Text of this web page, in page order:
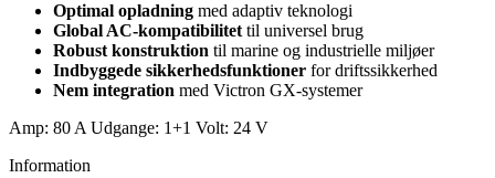
Optimal opladning med adaptiv teknologi
Global AC-kompatibilitettil universel brug
Robust konstruktion til marine og industrielle miljøer
Indbyggede sikkerhedsfunktioner for driftssikkerhed
Nem integration med Victron GX-systemer
Amp: 80 A Udgange: 1+1 Volt: 24 V
Information